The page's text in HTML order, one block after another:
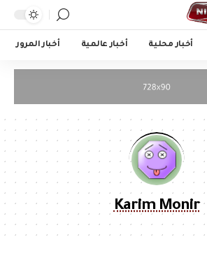
أخبار محلية أخبار عالمية أخبار المرور
Karim Monir